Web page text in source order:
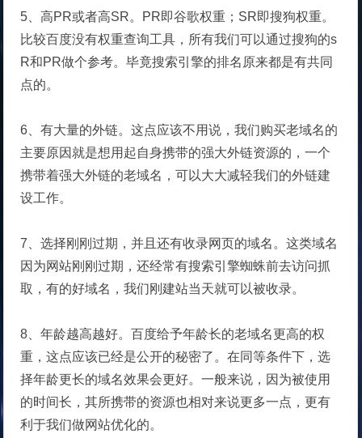
5、高PR或者高SR。PR即谷歌权重；SR即搜狗权重。
比较百度没有权重查询工具，所有我们可以通过搜狗的s
R和PR做个参考。毕竟搜索引擎的排名原来都是有共同
点的。
6、有大量的外链。这点应该不用说，我们购买老域名的
主要原因就是想用起自身携带的强大外链资源的，一个
携带着强大外链的老域名，可以大大减轻我们的外链建
设工作。
7、选择刚刚过期，并且还有收录网页的域名。这类域名
因为网站刚刚过期，还经常有搜索引擎蜘蛛前去访问抓
取，有的好域名，我们刚建站当天就可以被收录。
8、年龄越高越好。百度给予年龄长的老域名更高的权
重，这点应该已经是公开的秘密了。在同等条件下，选
择年龄更长的域名效果会更好。一般来说，因为被使用
的时间长，其所携带的资源也相对来说更多一点，更有
利于我们做网站优化的。